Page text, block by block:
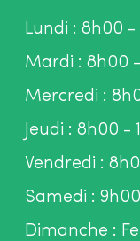
Lundi : 8h00 -
Mardi : 8h00 -
Mercredi :
Jeudi : 8h00 -
Vendredi :
Samedi :
Dimanche :